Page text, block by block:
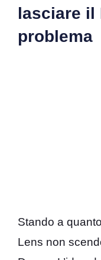
lasciare il
problema
Stando a
Lens non